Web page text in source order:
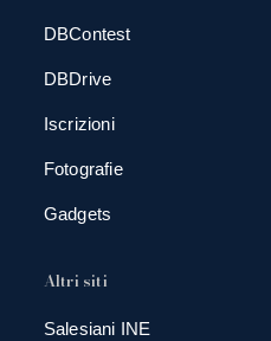
DBContest
DBDrive
Iscrizioni
Fotografie
Gadgets
Altri siti
Salesiani INE